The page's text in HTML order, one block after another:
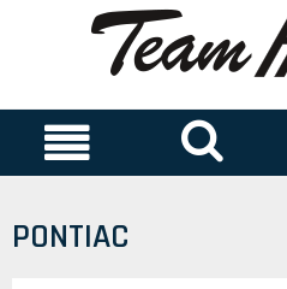
PONTIAC